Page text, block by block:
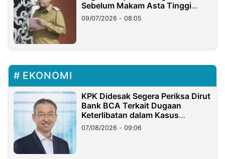
Sebelum Makam Asta Tinggi
Longsor
09/07/2026 - 08:05
EKONOMI
KPK Didesak Segera Periksa Dirut
Bank BCA Terkait Dugaan
Keterlibatan dalam Kasus
Hilangnya Dana Nasabah Rp2,58
Miliar
07/08/2026 - 09:06